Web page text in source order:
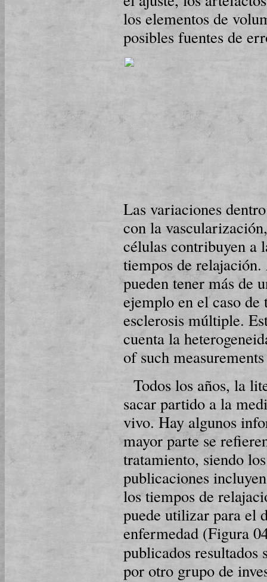
los elementos de
posibles fuentes de
Las variaciones
con la
células contribuyen a
tiempos de
pueden tener más de
ejemplo en el caso de
esclerosis múltiple.
cuenta la
of such
Todos los años, la
sacar partido a la
vivo. Hay algunos
mayor parte se
tratamiento, siendo
publicaciones
los tiempos de
puede utilizar para el
enfermedad (Figura
publicados
por otro grupo de